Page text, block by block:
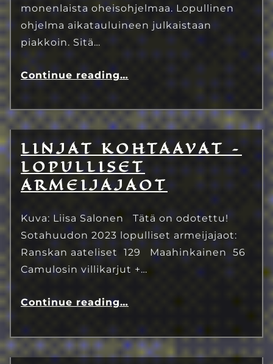
monenlaista oheisohjelmaa. Lopullinen
ohjelma aikatauluineen julkaistaan
piakkoin. Sitä…
Continue reading…
LINJAT KOHTAAVAT –
LOPULLISET
ARMEIJAJAOT
Kuva: Liisa Salonen Tätä on odotettu!
Sotahuudon 2023 lopulliset armeijajaot:
Ranskan aateliset 129 Maahinkainen 56
Camulosin villikarjut +…
Continue reading…
28.6.2023
Eetu Kinnunen